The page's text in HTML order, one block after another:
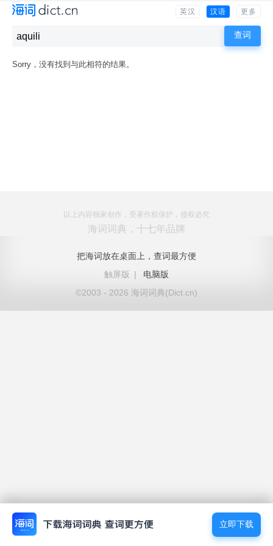
立即下载
英汉 汉语 更多
Sorry，没有找到与此相符的结果。
以上内容独家创作，受著作权保护，侵权必究
海词词典，十七年品牌
把海词放在桌面上，查词最方便
触屏版
|
电脑版
©2003 - 2026 海词词典(Dict.cn)
立即下载